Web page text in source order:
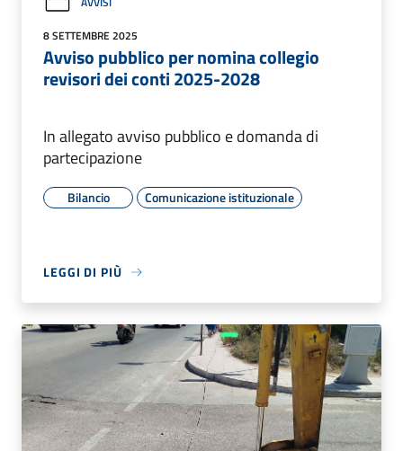
8 SETTEMBRE 2025
Avviso pubblico per nomina collegio
revisori dei conti 2025-2028
In allegato avviso pubblico e domanda di
partecipazione
Bilancio Comunicazione istituzionale
LEGGI DI PIÙ